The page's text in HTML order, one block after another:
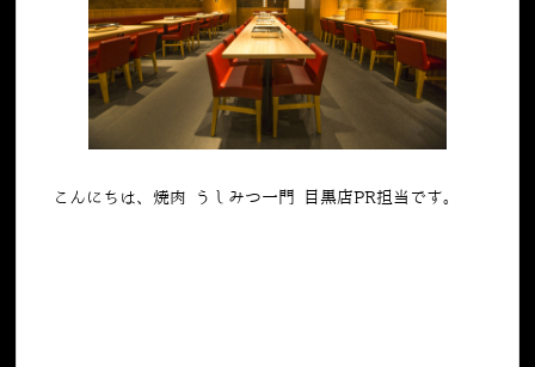
こんにちは、焼肉 うしみつ一門 目黒店PR担当です。